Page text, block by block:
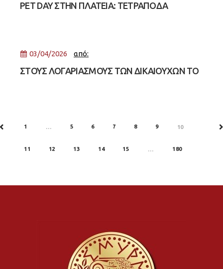
PET DAY ΣΤΗΝ ΠΛΑΤΕΙΑ: ΤΕΤΡΑΠΟΔΑ
03/04/2026 από:
ΣΤΟΥΣ ΛΟΓΑΡΙΑΣΜΟΥΣ ΤΩΝ ΔΙΚΑΙΟΥΧΩΝ ΤΟ
1 … 5 6 7 8 9 10
11 12 13 14 15 … 180